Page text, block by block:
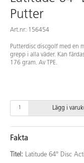
Putter
Art.nr: 156454
Putterdisc discgolf med en
grepp i alla väder. Kan
176 gram. Av TPE.
Lägg i
Fakta
Titel: Latitude 64° Disc